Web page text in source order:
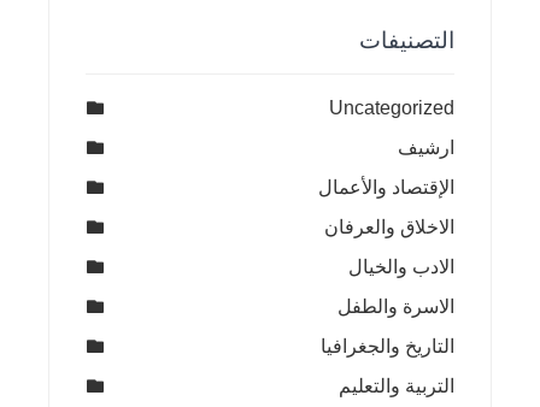
التصنيفات
Uncategorized
ارشيف
الإقتصاد والأعمال
الاخلاق والعرفان
الادب والخيال
الاسرة والطفل
التاريخ والجغرافيا
التربية والتعليم